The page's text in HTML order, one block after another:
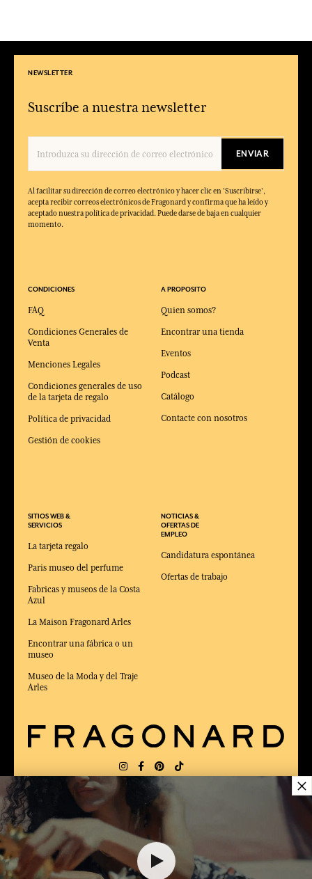
NEWSLETTER
Suscríbe a nuestra newsletter
ENVIAR
Al facilitar su dirección de correo electrónico y hacer clic en 'Suscribirse',
acepta recibir correos electrónicos de Fragonard y confirma que ha leído y
aceptado nuestra política de privacidad. Puede darse de baja en cualquier
momento.
CONDICIONES
FAQ
Condiciones Generales de
Venta
Menciones Legales
Condiciones generales de uso
de la tarjeta de regalo
Política de privacidad
Gestión de cookies
SITIOS WEB &
SERVICIOS
La tarjeta regalo
Paris museo del perfume
Fabricas y museos de la Costa
Azul
La Maison Fragonard Arles
Encontrar una fábrica o un
museo
Museo de la Moda y del Traje
Arles
A PROPOSITO
Quien somos?
Encontrar una tienda
Eventos
Podcast
Catálogo
Contacte con nosotros
NOTICIAS &
OFERTAS DE
EMPLEO
Candidatura espontánea
Ofertas de trabajo
ENTREGA: FR
×